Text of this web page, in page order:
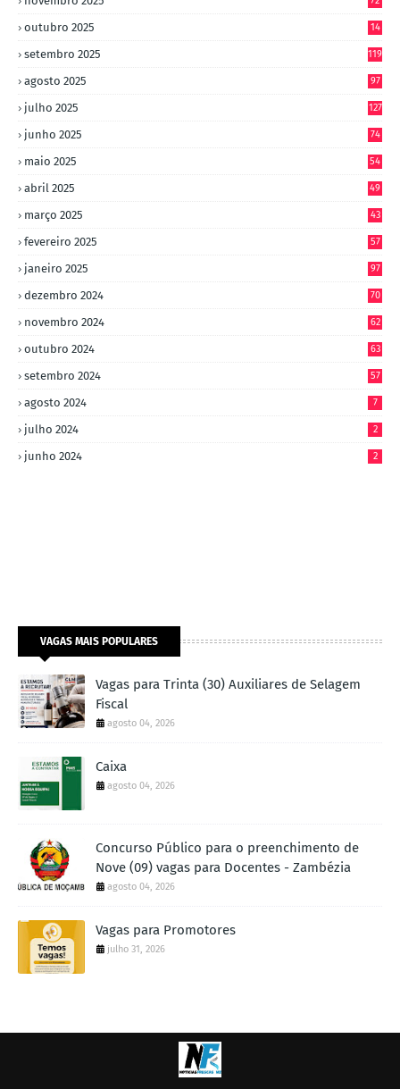
outubro 2025
14
setembro 2025 119
agosto 2025 97
julho 2025 127
junho 2025 74
maio 2025 54
abril 2025 49
março 2025 43
fevereiro 2025 57
janeiro 2025 97
dezembro 2024 70
novembro 2024 62
outubro 2024 63
setembro 2024 57
agosto 2024 7
julho 2024 2
junho 2024 2
VAGAS MAIS POPULARES
Vagas para Trinta (30) Auxiliares de Selagem
Fiscal
agosto 04, 2026
Caixa
agosto 04, 2026
Concurso Público para o preenchimento de
Nove (09) vagas para Docentes - Zambézia
agosto 04, 2026
Vagas para Promotores
julho 31, 2026